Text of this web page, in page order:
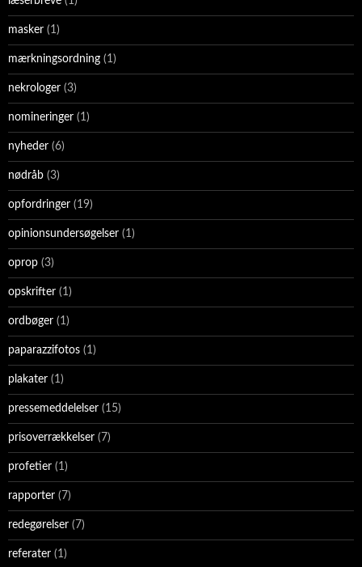
masker (1)
mærkningsordning (1)
nekrologer (3)
nomineringer (1)
nyheder (6)
nødråb (3)
opfordringer (19)
opinionsundersøgelser (1)
oprop (3)
opskrifter (1)
ordbøger (1)
paparazzifotos (1)
plakater (1)
pressemeddelelser (15)
prisoverrækkelser (7)
profetier (1)
rapporter (7)
redegørelser (7)
referater (1)